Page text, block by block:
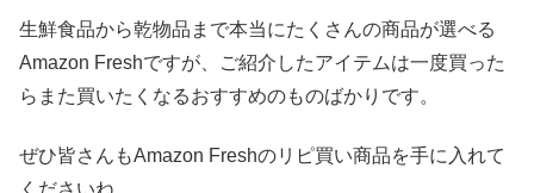
生鮮食品から乾物品まで本当にたくさんの商品が選べる
Amazon Freshですが、ご紹介したアイテムは一度買った
らまた買いたくなるおすすめのものばかりです。
ぜひ皆さんもAmazon Freshのリピ買い商品を手に入れて